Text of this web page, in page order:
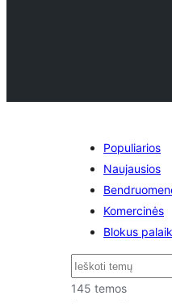
Populiarios
Naujausios
Komercinės
Blokus
Paieška
145 temos